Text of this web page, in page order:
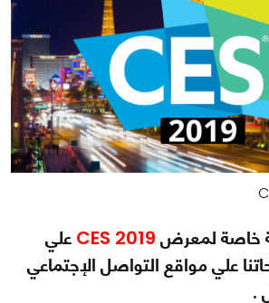
خاصة لمعرض CES 2019 علي
علي مواقع التواصل الإجتماعي
.